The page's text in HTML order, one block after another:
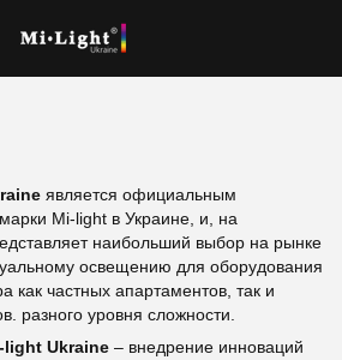
является официальным
Mi-light в Украине, и, на
наибольший выбор на рынке
освещению для оборудования
как частных апартаментов, так и
разного уровня сложности.
light Ukraine – внедрение инноваций